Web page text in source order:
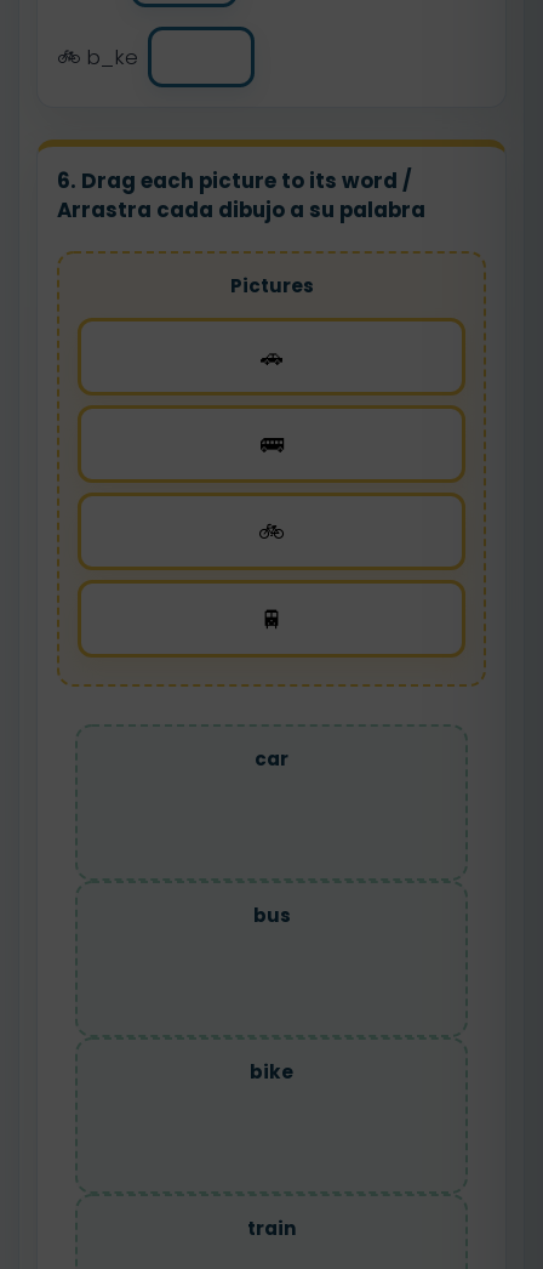
🚲 b_ke
6. Drag each picture to its word /
Arrastra cada dibujo a su palabra
Pictures
🚗
🚌
🚲
🚆
car
bus
bike
train